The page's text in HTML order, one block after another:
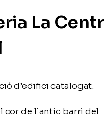
La
d’edifici catalogat.
cor de l´antic barri del